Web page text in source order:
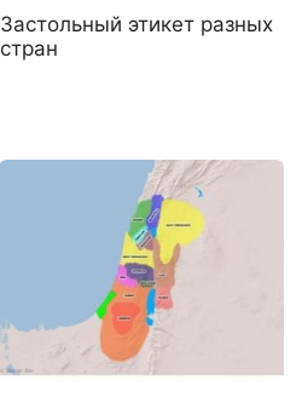
Застольный этикет разных
стран